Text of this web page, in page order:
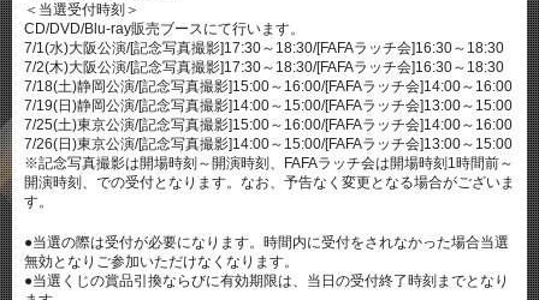
＜当選受付時刻＞
CD/DVD/Blu-ray販売ブースにて行います。
7/1(水)大阪公演/[記念写真撮影]17:30～18:30/[FAFAラッチ会]16:30～18:30
7/2(木)大阪公演/[記念写真撮影]17:30～18:30/[FAFAラッチ会]16:30～18:30
7/18(土)静岡公演/[記念写真撮影]15:00～16:00/[FAFAラッチ会]14:00～16:00
7/19(日)静岡公演/[記念写真撮影]14:00～15:00/[FAFAラッチ会]13:00～15:00
7/25(土)東京公演/[記念写真撮影]15:00～16:00/[FAFAラッチ会]14:00～16:00
7/26(日)東京公演/[記念写真撮影]14:00～15:00/[FAFAラッチ会]13:00～15:00
※記念写真撮影は開場時刻～開演時刻、FAFAラッチ会は開場時刻1時間前～
開演時刻、での受付となります。なお、予告なく変更となる場合がございま
す。
●当選の際は受付が必要になります。時間内に受付をされなかった場合当選
無効となりご参加いただけなくなります。
●当選くじの賞品引換ならびに有効期限は、当日の受付終了時刻までとなり